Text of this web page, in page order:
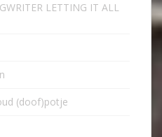
LETTING IT ALL
(doof)potje